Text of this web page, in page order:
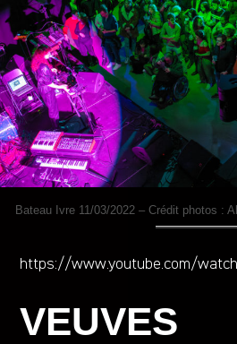
Bateau Ivre 11/03/2022 – Crédit photos :
https://www.youtube.com/
VEUVES